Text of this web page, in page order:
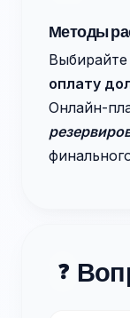
Методы
Выбирайте
оплату
Онлайн-
❓